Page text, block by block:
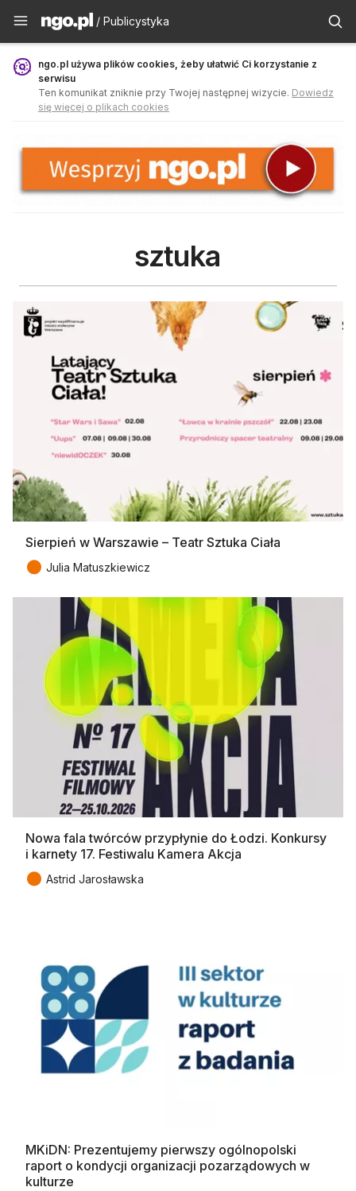
Publicystyka - ngo.pl
/ Publicystyka
ngo.pl używa plików cookies, żeby ułatwić Ci korzystanie z
serwisu
Ten komunikat zniknie przy Twojej następnej wizycie. Dowiedz
się więcej o plikach cookies
sztuka
Sierpień w Warszawie – Teatr Sztuka Ciała
● Julia Matuszkiewicz
Nowa fala twórców przypłynie do Łodzi. Konkursy
i karnety 17. Festiwalu Kamera Akcja
● Astrid Jarosławska
MKiDN: Prezentujemy pierwszy ogólnopolski
raport o kondycji organizacji pozarządowych w
kulturze